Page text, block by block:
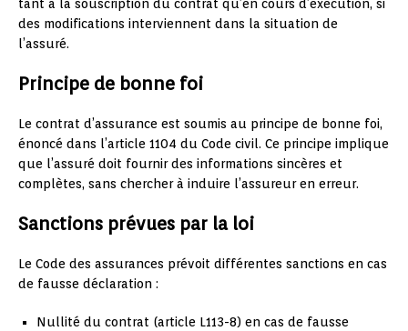
tant à la souscription du contrat qu’en cours d’exécution, si
des modifications interviennent dans la situation de
l’assuré.
Principe de bonne foi
Le contrat d’assurance est soumis au principe de bonne foi,
énoncé dans l’article 1104 du Code civil. Ce principe implique
que l’assuré doit fournir des informations sincères et
complètes, sans chercher à induire l’assureur en erreur.
Sanctions prévues par la loi
Le Code des assurances prévoit différentes sanctions en cas
de fausse déclaration :
Nullité du contrat (article L113-8) en cas de fausse